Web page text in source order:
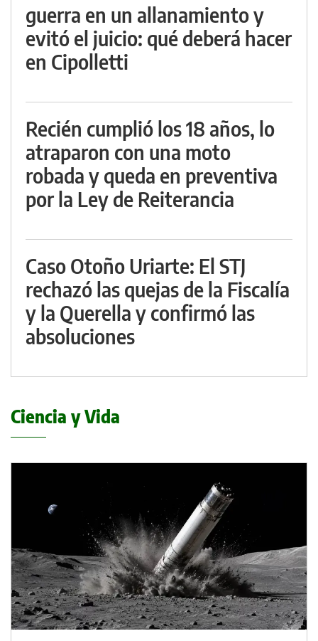
guerra en un allanamiento y
evitó el juicio: qué deberá hacer
en Cipolletti
Recién cumplió los 18 años, lo
atraparon con una moto
robada y queda en preventiva
por la Ley de Reiterancia
Caso Otoño Uriarte: El STJ
rechazó las quejas de la Fiscalía
y la Querella y confirmó las
absoluciones
Ciencia y Vida